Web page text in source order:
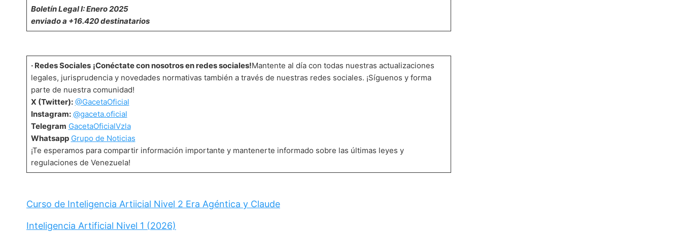
Boletín Legal I: Enero 2025
enviado a +16.420 destinatarios
· Redes Sociales ¡Conéctate con nosotros en redes sociales!Mantente al día con todas nuestras actualizaciones
legales, jurisprudencia y novedades normativas también a través de nuestras redes sociales. ¡Síguenos y forma
parte de nuestra comunidad!
X (Twitter): @GacetaOficial
Instagram: @gaceta.oficial
Telegram GacetaOficialVzla
Whatsapp Grupo de Noticias
¡Te esperamos para compartir información importante y mantenerte informado sobre las últimas leyes y
regulaciones de Venezuela!
Curso de Inteligencia Artiicial Nivel 2 Era Agéntica y Claude
Inteligencia Artificial Nivel 1 (2026)